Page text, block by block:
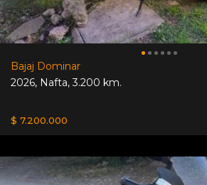
Bajaj Dominar
2026, Nafta,3.200 km.
$ 7.200.000